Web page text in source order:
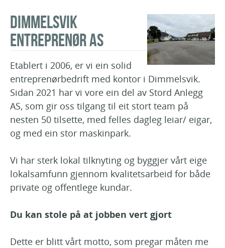
Dimmelsvik
Entreprenør AS
Etablert i 2006, er vi ein solid
entreprenørbedrift med kontor i Dimmelsvik.
Sidan 2021 har vi vore ein del av Stord Anlegg
AS, som gir oss tilgang til eit stort team på
nesten 50 tilsette, med felles dagleg leiar/ eigar,
og med ein stor maskinpark.
Vi har sterk lokal tilknyting og byggjer vårt eige
lokalsamfunn gjennom kvalitetsarbeid for både
private og offentlege kundar.
Du kan stole på at jobben vert gjort
Dette er blitt vårt motto, som pregar måten me